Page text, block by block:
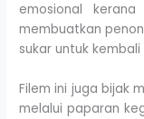
emosional
membuatkan
sukar untuk
Filem ini juga bijak
melalui paparan